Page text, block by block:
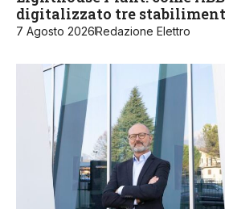
digitalizzato tre
7 Agosto 2026Redazione Elettro